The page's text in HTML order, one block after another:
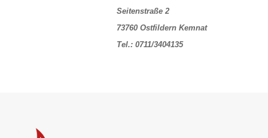
Seitenstraße 2
73760 Ostfildern Kemnat
Tel.: 0711/3404135